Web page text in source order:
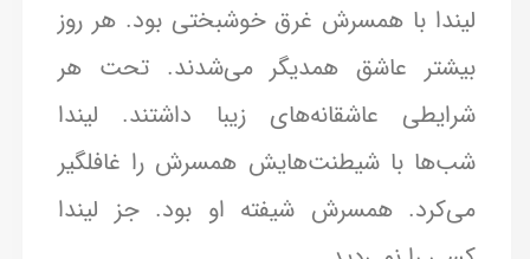
لیندا با همسرش غرق خوشبختی بود. هر روز
بیشتر عاشق همدیگر می‌شدند. تحت هر
شرایطی عاشقانه‌های زیبا داشتند. لیندا
شب‌ها با شیطنت‌هایش همسرش را غافلگیر
می‌کرد. همسرش شیفته او بود. جز لیندا